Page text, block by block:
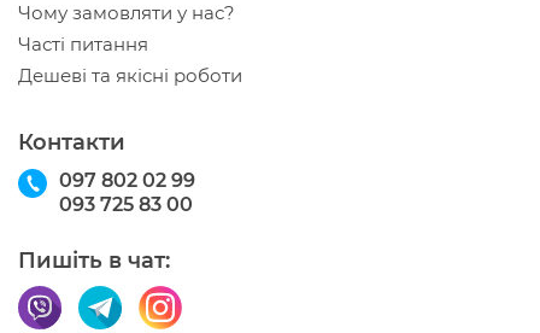
Чому замовляти у нас?
Часті питання
Дешеві та якісні роботи
Контакти
097 802 02 99
093 725 83 00
Пишіть в чат: